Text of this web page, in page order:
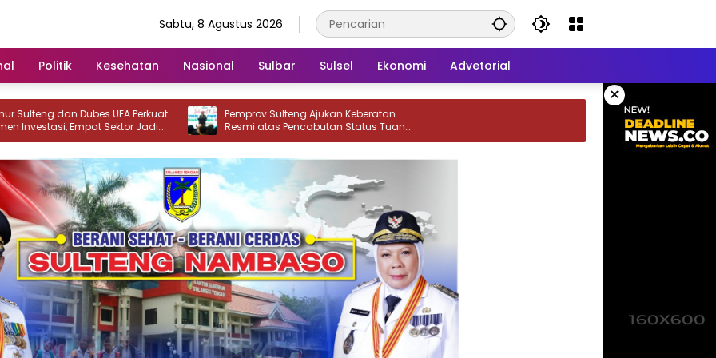
Sabtu, 8 Agustus 2026
Politik Kesehatan Nasional Sulbar Sulsel Ekonomi Advetorial
×
Perkuat
Jadi
Pemprov Sulteng Ajukan Keberatan
Resmi atas Pencabutan Status Tuan
Rumah FORNAS IX Tahun 2027